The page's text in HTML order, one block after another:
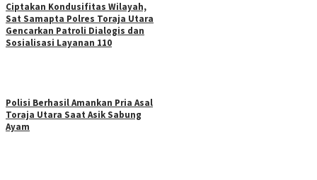
Ciptakan Kondusifitas Wilayah,
Sat Samapta Polres Toraja Utara
Gencarkan Patroli Dialogis dan
Sosialisasi Layanan 110
Polisi Berhasil Amankan Pria Asal
Toraja Utara Saat Asik Sabung
Ayam